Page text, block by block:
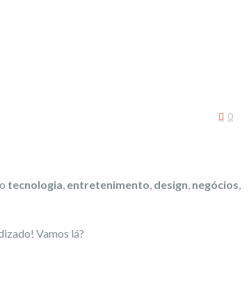
0
tecnologia, entretenimento, design, negócios,
Vamos lá?